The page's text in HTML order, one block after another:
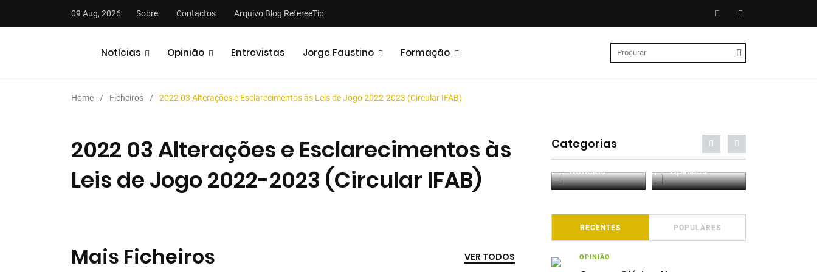
09 Aug, 2026 Sobre Contactos Arquivo Blog RefereeTip
Notícias Opinião Entrevistas Jorge Faustino Formação
Home Ficheiros 2022 03 Alterações e Esclarecimentos às Leis de Jogo 2022-2023 (Circular IFAB)
2022 03 Alterações e Esclarecimentos às
Leis de Jogo 2022-2023 (Circular IFAB)
Mais Ficheiros VER TODOS
2025/2026
Categorias
Análises Podcasts Notícias Opiniões Entrevistas Análises
RECENTES POPULARES
OPINIÃO